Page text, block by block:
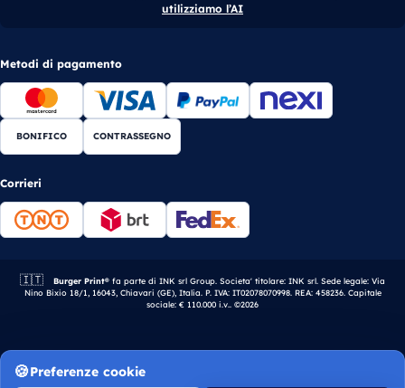
utilizziamo l’AI
Metodi di pagamento
BONIFICO CONTRASSEGNO
Corrieri
🇮🇹 Azienda italiana.
Burger Print® fa parte di INK srl Group. Societa' titolare: INK srl. Sede legale: Via
Nino Bixio 18/1, 16043, Chiavari (GE), Italia. P. IVA: IT02078070998. REA: 458236. Capitale
sociale: € 110.000 i.v.. ©2026
Preferenze cookie